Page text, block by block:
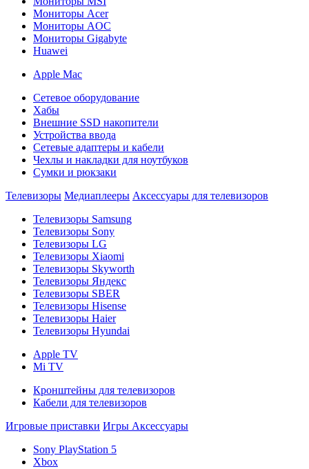
Мониторы Acer
Мониторы AOC
Мониторы Gigabyte
Huawei
Apple Mac
Сетевое оборудование
Хабы
Внешние SSD накопители
Устройства ввода
Сетевые адаптеры и кабели
Чехлы и накладки для ноутбуков
Сумки и рюкзаки
Телевизоры Медиаплееры Аксессуары для телевизоров
Телевизоры Samsung
Телевизоры Sony
Телевизоры LG
Телевизоры Xiaomi
Телевизоры Skyworth
Телевизоры Яндекс
Телевизоры SBER
Телевизоры Hisense
Телевизоры Haier
Телевизоры Hyundai
Apple TV
Mi TV
Кронштейны для телевизоров
Кабели для телевизоров
Игровые приставки Игры Аксессуары
Sony PlayStation 5
Xbox